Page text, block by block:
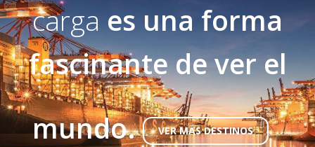
cargaes una forma
fascinante de ver el
mundo.
VER MÁS DESTINOS